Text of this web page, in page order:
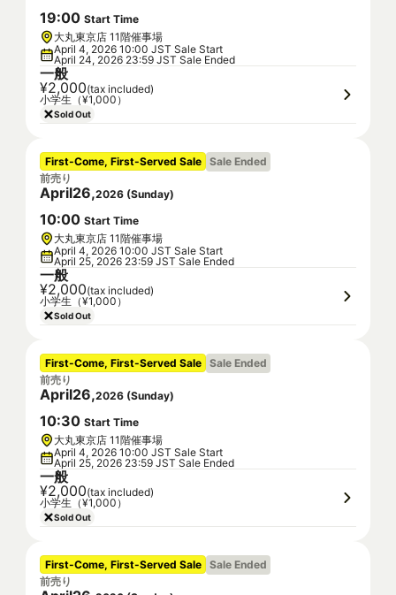
19:00 Start Time
大丸東京店 11階催事場
April 4, 2026 10:00 JST Sale Start
April 24, 2026 23:59 JST Sale Ended
一般
¥2,000(tax included)
小学生（¥1,000）
Sold Out
First-Come, First-Served Sale Sale Ended
前売り
April26,2026 (Sunday)
10:00 Start Time
大丸東京店 11階催事場
April 4, 2026 10:00 JST Sale Start
April 25, 2026 23:59 JST Sale Ended
一般
¥2,000(tax included)
小学生（¥1,000）
Sold Out
First-Come, First-Served Sale Sale Ended
前売り
April26,2026 (Sunday)
10:30 Start Time
大丸東京店 11階催事場
April 4, 2026 10:00 JST Sale Start
April 25, 2026 23:59 JST Sale Ended
一般
¥2,000(tax included)
小学生（¥1,000）
Sold Out
First-Come, First-Served Sale Sale Ended
前売り